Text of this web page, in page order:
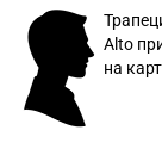
Alto
на